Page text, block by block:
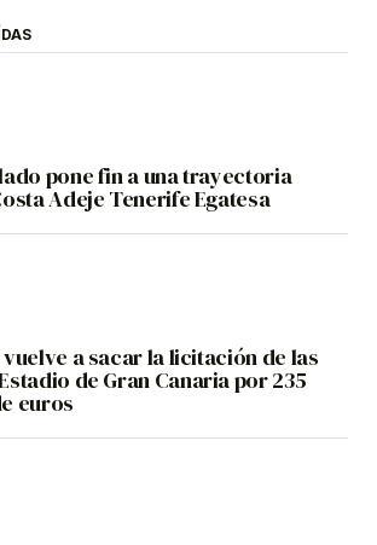
pone fin a una trayectoria
Adeje Tenerife Egatesa
a sacar la licitación de las
de Gran Canaria por 235
euros